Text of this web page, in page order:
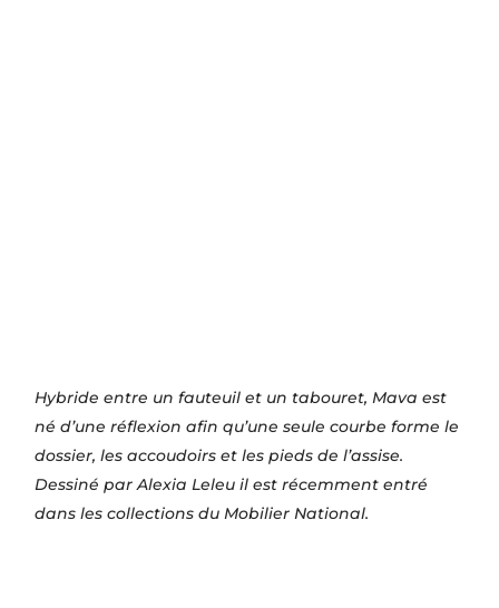
Hybride entre un fauteuil et un tabouret, Mava est
né d’une réflexion afin qu’une seule courbe forme le
dossier, les accoudoirs et les pieds de l’assise.
Dessiné par Alexia Leleu il est récemment entré
dans les collections du Mobilier National.